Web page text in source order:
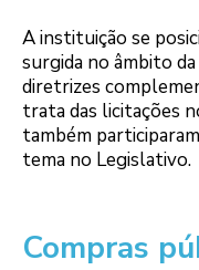
A instituição se
surgida no âmbito
diretrizes
trata das licitações
também
tema no Legislativo.
Compras